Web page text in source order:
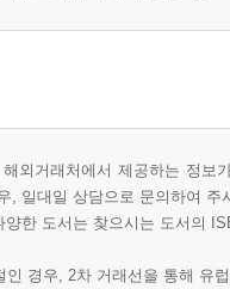
외거래처에서 제공하는 정
, 일대일 상담으로 문의하여 주
양한 도서는 찾으시는 도서의
인 경우, 2차 거래선을 통해 유